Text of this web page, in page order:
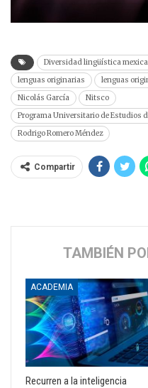
Diversidad lingüística
lenguas originarias
lenguas
Nicolás García
Nitsco
Programa Universitario de Estudios
Rodrigo Romero Méndez
Compartir
TAMBIÉN
ACADEMIA
Recurren a la inteligencia